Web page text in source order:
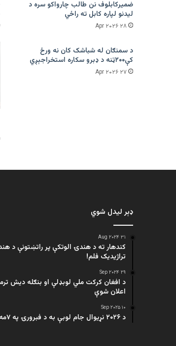
ضمیرکابلوف نن طالب چارواکو سره د
لیدنو لپاره کابل ته راځي
۲۸ Apr ۲۰۲۶
د سمنګان له شباشک کان نه ورځ
کې۲۰۰ټنه د ډبرو سکاره استخراجېږي
۲۷ Apr ۲۰۲۶
ډېر لیدل شوي
۳۱ Aug ۲۰۲۴
کندهار ته د هندۍ الوتکې پر راتښتونې د
تراژيديک فلم!
۲۹ Sep ۲۰۲۴
د افغان کرکت ملي لوبډلې او بنګله دیش
اعلان شوې
۱۰ Sep ۲۰۲۵
د ۲۰۲۶ نړیوال جام لوبې به د فبرورۍ په ۷مه پیل شي